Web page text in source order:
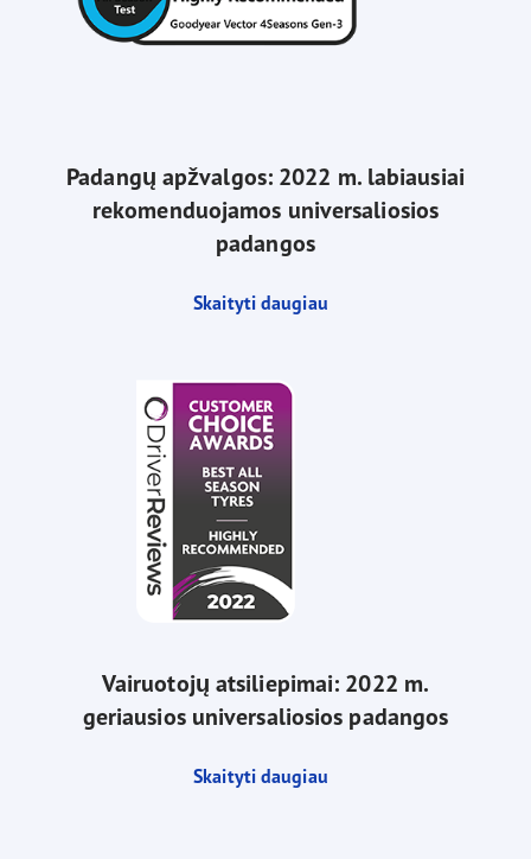
Padangų apžvalgos: 2022 m. labiausiai
rekomenduojamos universaliosios
padangos
Skaityti daugiau
Vairuotojų atsiliepimai: 2022 m.
geriausios universaliosios padangos
Skaityti daugiau